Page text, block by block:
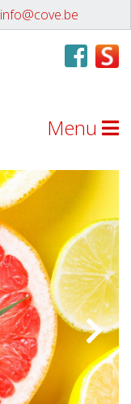
info@cove.be
Menu